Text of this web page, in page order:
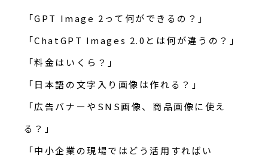
「GPT Image 2って何ができるの？」
「ChatGPT Images 2.0とは何が違うの？」
「料金はいくら？」
「日本語の文字入り画像は作れる？」
「広告バナーやSNS画像、商品画像に使え
る？」
「中小企業の現場ではどう活用すればい